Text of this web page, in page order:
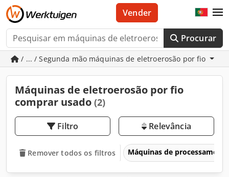
Procurar
Vender
/ ... / Segunda mão máquinas de eletroerosão por fio
Máquinas de eletroerosão por fio
comprar usado (2)
Filtro Relevância
Remover todos os filtros Máquinas de